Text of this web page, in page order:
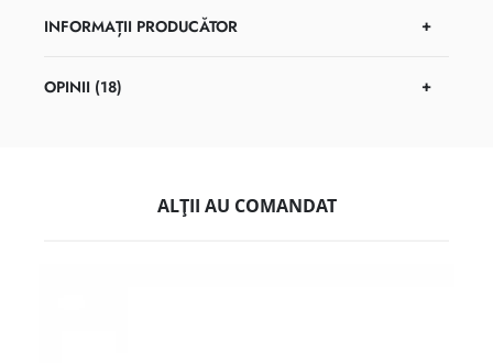
INFORMAȚII PRODUCĂTOR
OPINII (18)
ALȚII AU COMANDAT